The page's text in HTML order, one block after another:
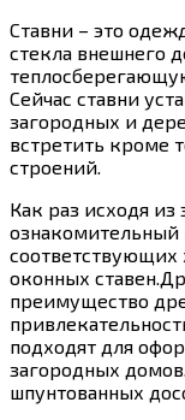
Ставни – это
стекла внешнего
Сейчас ставни
загородных и
встретить кроме
строений.
Как раз исходя
соответствующих
оконных
преимущество
подходят для
загородных
шпунтованных